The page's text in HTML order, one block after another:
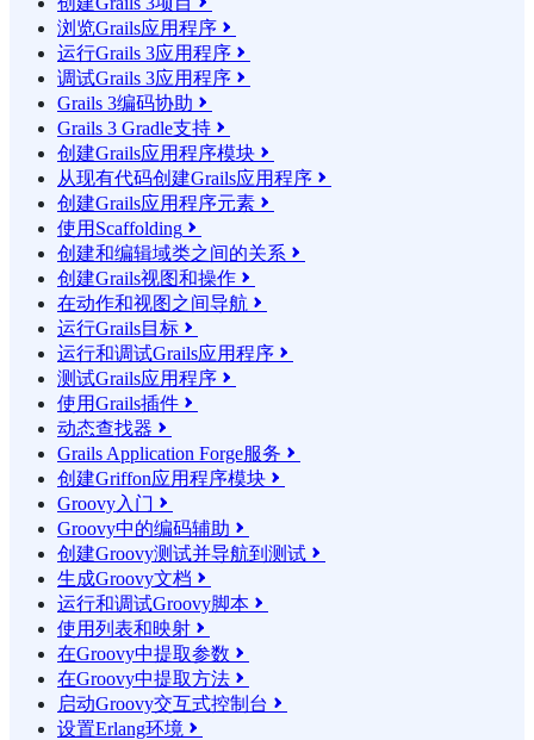
浏览Grails应用程序 
运行Grails 3应用程序 
调试Grails 3应用程序 
Grails 3编码协助 
Grails 3 Gradle支持 
创建Grails应用程序模块 
从现有代码创建Grails应用程序 
创建Grails应用程序元素 
使用Scaffolding 
创建和编辑域类之间的关系 
创建Grails视图和操作 
在动作和视图之间导航 
运行Grails目标 
运行和调试Grails应用程序 
测试Grails应用程序 
使用Grails插件 
动态查找器 
Grails Application Forge服务 
创建Griffon应用程序模块 
Groovy入门 
Groovy中的编码辅助 
创建Groovy测试并导航到测试 
生成Groovy文档 
运行和调试Groovy脚本 
使用列表和映射 
在Groovy中提取参数 
在Groovy中提取方法 
启动Groovy交互式控制台 
设置Erlang环境 